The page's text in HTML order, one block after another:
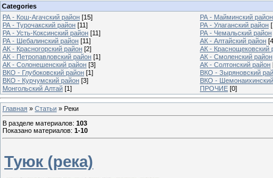
Categories
РА - Кош-Агачский район [15]
РА - Майминский район
РА - Турочакский район [11] РА - Улаганский район
РА - Усть-Коксинский район [11]
РА - Чемальский район
РА - Шебалинский район [11] АК - Алтайский район
АК - Красногорский район [2]
АК - Краснощековский
АК - Петропавловский район [1]
АК - Смоленский район
АК - Солонешенский район [3] АК - Солтонский район
ВКО - Глубоковский район [1]
ВКО - Зыряновский
ВКО - Курчумский район [3]
ВКО -
Монгольский Алтай [1] ПРОЧИЕ [0]
Главная » Статьи » Реки
В разделе материалов: 103
Показано материалов: 1-10
Туюк (река)